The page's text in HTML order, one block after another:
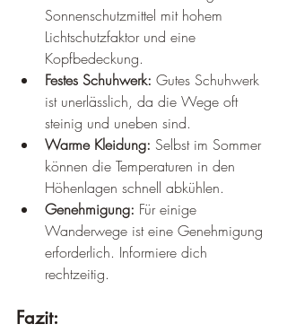
Sonnenschutzmittel mit hohem
Lichtschutzfaktor und eine
Kopfbedeckung.
Festes Schuhwerk: Gutes Schuhwerk
ist unerlässlich, da die Wege oft
steinig und uneben sind.
Warme Kleidung: Selbst im Sommer
können die Temperaturen in den
Höhenlagen schnell abkühlen.
Genehmigung: Für einige
Wanderwege ist eine Genehmigung
erforderlich. Informiere dich
rechtzeitig.
Fazit: